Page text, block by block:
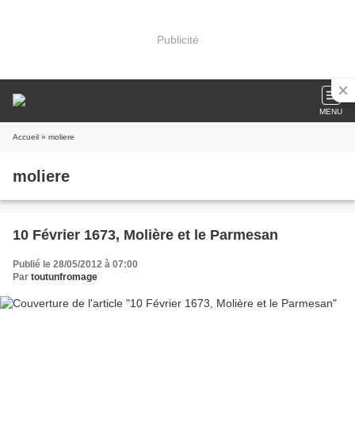
Publicité
MENU
Accueil » moliere
moliere
10 Février 1673, Molière et le Parmesan
Publié le 28/05/2012 à 07:00
Par toutunfromage